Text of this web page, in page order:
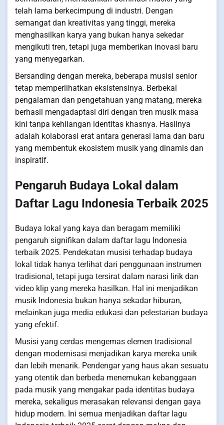
telah lama berkecimpung di industri. Dengan
semangat dan kreativitas yang tinggi, mereka
menghasilkan karya yang bukan hanya sekedar
mengikuti tren, tetapi juga memberikan inovasi baru
yang menyegarkan.
Bersanding dengan mereka, beberapa musisi senior
tetap memperlihatkan eksistensinya. Berbekal
pengalaman dan pengetahuan yang matang, mereka
berhasil mengadaptasi diri dengan tren musik masa
kini tanpa kehilangan identitas khasnya. Hasilnya
adalah kolaborasi erat antara generasi lama dan baru
yang membentuk ekosistem musik yang dinamis dan
inspiratif.
Pengaruh Budaya Lokal dalam
Daftar Lagu Indonesia Terbaik 2025
Budaya lokal yang kaya dan beragam memiliki
pengaruh signifikan dalam daftar lagu Indonesia
terbaik 2025. Pendekatan musisi terhadap budaya
lokal tidak hanya terlihat dari penggunaan instrumen
tradisional, tetapi juga tersirat dalam narasi lirik dan
video klip yang mereka hasilkan. Hal ini menjadikan
musik Indonesia bukan hanya sekadar hiburan,
melainkan juga media edukasi dan pelestarian budaya
yang efektif.
Musisi yang cerdas mengemas elemen tradisional
dengan modernisasi menjadikan karya mereka unik
dan lebih menarik. Pendengar yang haus akan sesuatu
yang otentik dan berbeda menemukan kebanggaan
pada musik yang mengakar pada identitas budaya
mereka, sekaligus merasakan relevansi dengan gaya
hidup modern. Ini semua menjadikan daftar lagu